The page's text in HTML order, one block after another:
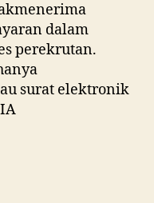
dalam
perekrutan.
surat elektronik